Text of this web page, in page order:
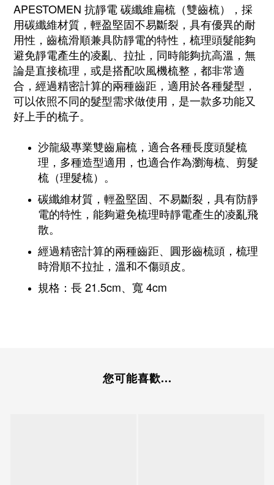
APESTOMEN 抗靜電 碳纖維扁梳（雙齒梳），採
用碳纖維材質，輕盈堅固不易斷裂，具有優異的耐
用性，齒梳滑順兼具防靜電的特性，梳理頭髮能夠
避免靜電產生的凌亂、拉扯，同時能夠抗高溫，無
論是直接梳理，或是搭配吹風機梳整，都非常適
合，經過精密計算的兩種齒距，適用於各種髮型，
可以依照不同的髮型需求做使用，是一款多功能又
好上手的梳子。
沙龍級專業雙齒扁梳，適合各種長度頭髮梳
理，多種造型適用，也適合作為瀏海梳、剪髮
梳（理髮梳）。
碳纖維材質，輕盈堅固、不易斷裂，具有防靜
電的特性，能夠避免梳理時靜電產生的凌亂飛
散。
經過精密計算的兩種齒距、圓形齒梳頭，梳理
時滑順不拉扯，溫和不傷頭皮。
規格：長 21.5cm、寬 4cm
您可能喜歡...